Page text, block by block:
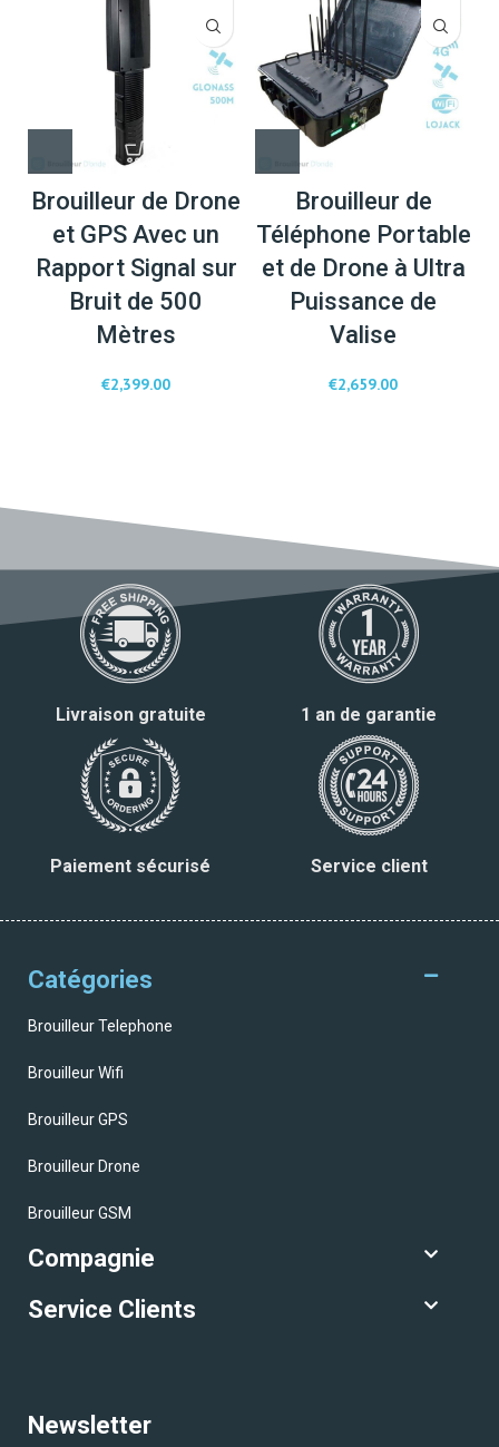
Brouilleur de Drone
et GPS Avec un
Rapport Signal sur
Bruit de 500
Mètres
€2,399.00
Brouilleur de
Téléphone Portable
et de Drone à Ultra
Puissance de
Valise
€2,659.00
Livraison gratuite 1 an de garantie
Paiement sécurisé Service client
Catégories
Brouilleur Telephone
Brouilleur Wifi
Brouilleur GPS
Brouilleur Drone
Brouilleur GSM
Compagnie
Service Clients
Newsletter